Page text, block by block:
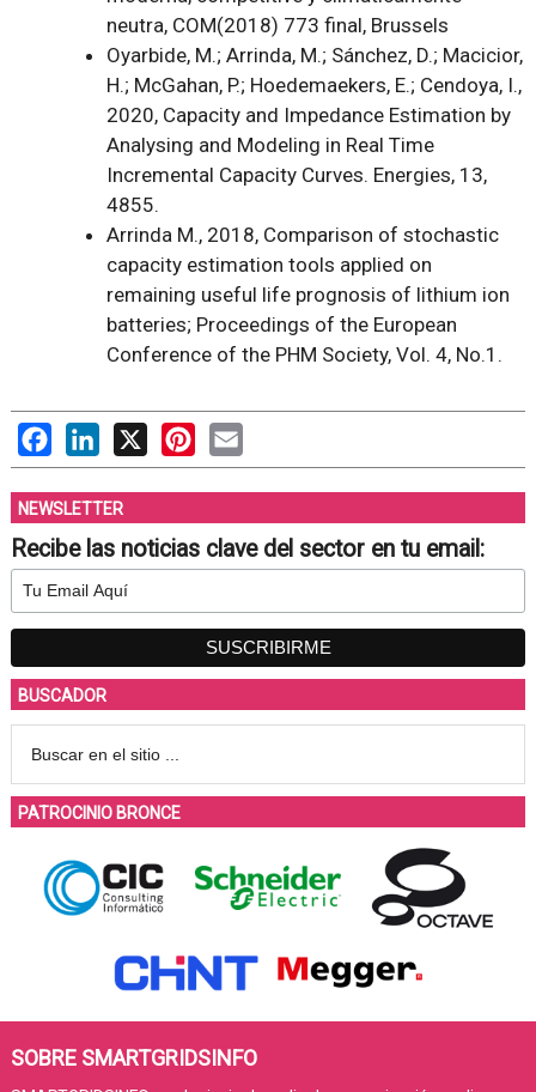
neutra, COM(2018) 773 final, Brussels
Oyarbide, M.; Arrinda, M.; Sánchez, D.; Macicior,
H.; McGahan, P.; Hoedemaekers, E.; Cendoya, I.,
2020, Capacity and Impedance Estimation by
Analysing and Modeling in Real Time
Incremental Capacity Curves. Energies, 13,
4855.
Arrinda M., 2018, Comparison of stochastic
capacity estimation tools applied on
remaining useful life prognosis of lithium ion
batteries; Proceedings of the European
Conference of the PHM Society, Vol. 4, No.1.
FacebookLinkedIn
X PinterestEmail
NEWSLETTER
Recibe las noticias clave del sector en tu email:
BUSCADOR
PATROCINIO BRONCE
SOBRE SMARTGRIDSINFO